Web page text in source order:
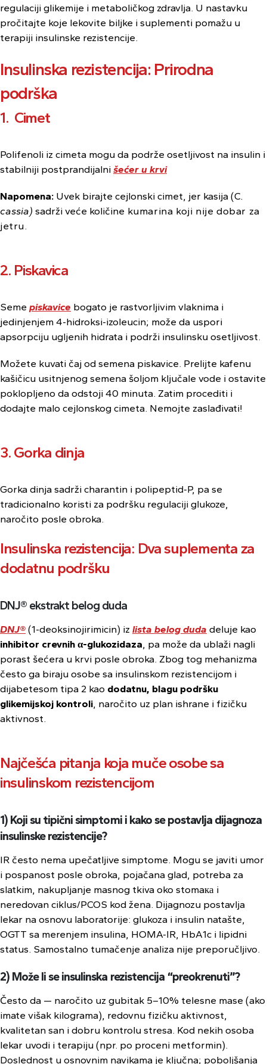
regulaciji glikemije i metaboličkog zdravlja. U nastavku
pročitajte koje lekovite biljke i suplementi pomažu u
terapiji insulinske rezistencije.
Insulinska rezistencija: Prirodna
podrška
1. Cimet
Polifenoli iz cimeta mogu da podrže osetljivost na insulin i
stabilniji postprandijalni šećer u krvi
Napomena: Uvek birajte cejlonski cimet, jer kasija (C.
cassia) sadrži veće količine kumarina koji nije dobar za
jetru.
2. Piskavica
Seme piskavice bogato je rastvorljivim vlaknima i
jedinjenjem 4-hidroksi-izoleucin; može da uspori
apsorpciju ugljenih hidrata i podrži insulinsku osetljivost.
Možete kuvati čaj od semena piskavice. Prelijte kafenu
kašičicu usitnjenog semena šoljom ključale vode i ostavite
poklopljeno da odstoji 40 minuta. Zatim procediti i
dodajte malo cejlonskog cimeta. Nemojte zaslađivati!
3. Gorka dinja
Gorka dinja sadrži charantin i polipeptid-P, pa se
tradicionalno koristi za podršku regulaciji glukoze,
naročito posle obroka.
Insulinska rezistencija: Dva suplementa za
dodatnu podršku
DNJ® ekstrakt belog duda
DNJ® (1-deoksinojirimicin) iz lista belog duda deluje kao
inhibitor crevnih α-glukozidaza, pa može da ublaži nagli
porast šećera u krvi posle obroka. Zbog tog mehanizma
često ga biraju osobe sa insulinskom rezistencijom i
dijabetesom tipa 2 kao dodatnu, blagu podršku
glikemijskoj kontroli, naročito uz plan ishrane i fizičku
aktivnost.
Najčešća pitanja koja muče osobe sa
insulinskom rezistencijom
1) Koji su tipični simptomi i kako se postavlja dijagnoza
insulinske rezistencije?
IR često nema upečatljive simptome. Mogu se javiti umor
i pospanost posle obroka, pojačana glad, potreba za
slatkim, nakupljanje masnog tkiva oko stomaка i
neredovan ciklus/PCOS kod žena. Dijagnozu postavlja
lekar na osnovu laboratorije: glukoza i insulin natašte,
OGTT sa merenjem insulina, HOMA-IR, HbA1c i lipidni
status. Samostalno tumačenje analiza nije preporučljivo.
2) Može li se insulinska rezistencija “preokrenuti”?
Često da — naročito uz gubitak 5–10% telesne mase (ako
imate višak kilograma), redovnu fizičku aktivnost,
kvalitetan san i dobru kontrolu stresa. Kod nekih osoba
lekar uvodi i terapiju (npr. po proceni metformin).
Doslednost u osnovnim navikama je ključna; poboljšanja